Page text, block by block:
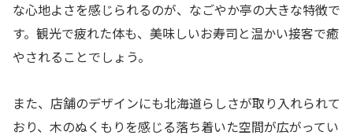
な心地よさを感じられるのが、なごやか亭の大きな特徴で
す。観光で疲れた体も、美味しいお寿司と温かい接客で癒
やされることでしょう。
また、店舗のデザインにも北海道らしさが取り入れられて
おり、木のぬくもりを感じる落ち着いた空間が広がってい